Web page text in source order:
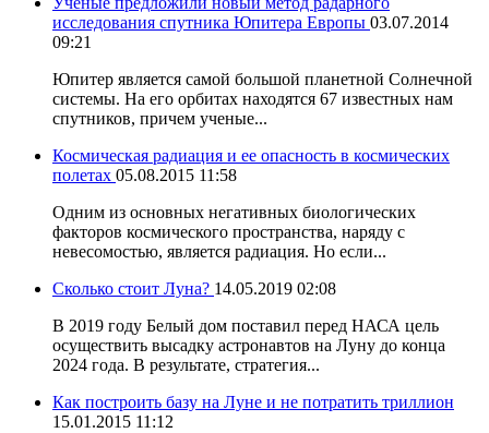
исследования спутника Юпитера Европы 03.07.2014
09:21
Юпитер является самой большой планетной Солнечной
системы. На его орбитах находятся 67 известных нам
спутников, причем ученые...
Космическая радиация и ее опасность в космических
полетах 05.08.2015 11:58
Одним из основных негативных биологических
факторов космического пространства, наряду с
невесомостью, является радиация. Но если...
Сколько стоит Луна? 14.05.2019 02:08
В 2019 году Белый дом поставил перед НАСА цель
осуществить высадку астронавтов на Луну до конца
2024 года. В результате, стратегия...
Как построить базу на Луне и не потратить триллион
15.01.2015 11:12